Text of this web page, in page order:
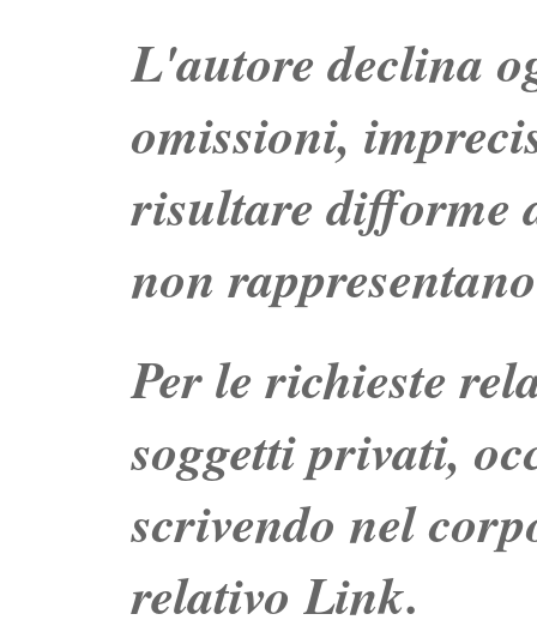
L'autore declina
omissioni,
risultare difforme
non
Per le richieste
soggetti privati,
scrivendo nel
relativo Link.